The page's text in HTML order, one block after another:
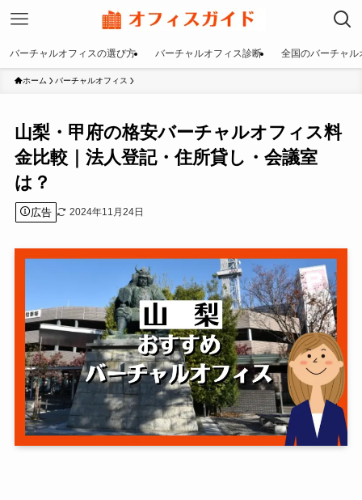
バーチャルオフィスの選び方 バーチャルオフィス診断 全国のバーチャル
ホーム バーチャルオフィス
山梨・甲府の格安バーチャルオフィス料
金比較｜法人登記・住所貸し・会議室
は？
広告 2024年11月24日